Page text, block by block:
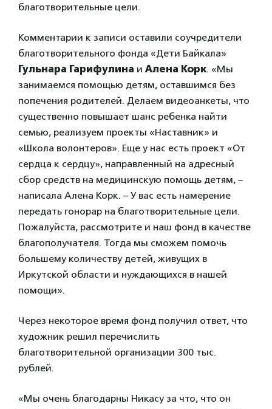
благотворительные цели.
Комментарии к записи оставили соучредители
благотворительного фонда «Дети Байкала»
Гульнара Гарифулина и Алена Корк. «Мы
занимаемся помощью детям, оставшимся без
попечения родителей. Делаем видеоанкеты, что
существенно повышает шанс ребенка найти
семью, реализуем проекты «Наставник» и
«Школа волонтеров». Еще у нас есть проект «От
сердца к сердцу», направленный на адресный
сбор средств на медицинскую помощь детям, –
написала Алена Корк. – У вас есть намерение
передать гонорар на благотворительные цели.
Пожалуйста, рассмотрите и наш фонд в качестве
благополучателя. Тогда мы сможем помочь
большему количеству детей, живущих в
Иркутской области и нуждающихся в нашей
помощи».
Через некоторое время фонд получил ответ, что
художник решил перечислить
благотворительной организации 300 тыс.
рублей.
«Мы очень благодарны Никасу за что, что он